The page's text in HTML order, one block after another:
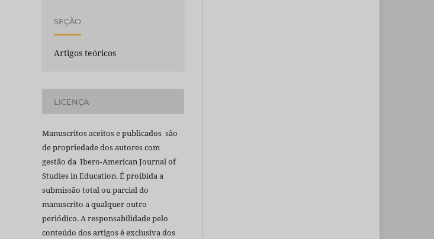
SEÇÃO
Artigos teóricos
LICENÇA
Manuscritos aceitos e publicados são
de propriedade dos autores com
gestão da Ibero-American Journal of
Studies in Education. É proibida a
submissão total ou parcial do
manuscrito a qualquer outro
periódico. A responsabilidade pelo
conteúdo dos artigos é exclusiva dos